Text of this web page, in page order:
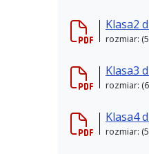
Klasa2
rozmiar:
Klasa3
rozmiar:
Klasa4
rozmiar: